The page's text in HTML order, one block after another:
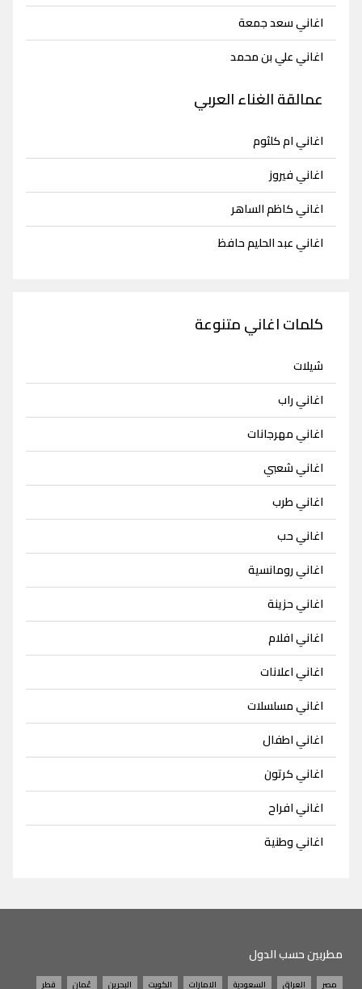
اغاني سعد جمعة
اغاني علي بن محمد
عمالقة الغناء العربي
اغاني ام كلثوم
اغاني فيروز
اغاني كاظم الساهر
اغاني عبد الحليم حافظ
كلمات اغاني متنوعة
شيلات
اغاني راب
اغاني مهرجانات
اغاني شعبي
اغاني طرب
اغاني حب
اغاني رومانسية
اغاني حزينة
اغاني افلام
اغاني اعلانات
اغاني مسلسلات
اغاني اطفال
اغاني كرتون
اغاني افراح
اغاني وطنية
مطربين حسب الدول
مصر العراق السعودية الامارات الكويت البحرين عُمان قطر